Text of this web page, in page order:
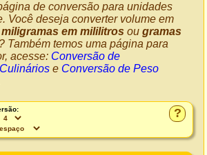
de conversão para unidades
Você deseja converter volume em
miligramas em mililitros ou gramas
? Também temos uma página para
acesse: Conversão de
e Conversão de Peso
?